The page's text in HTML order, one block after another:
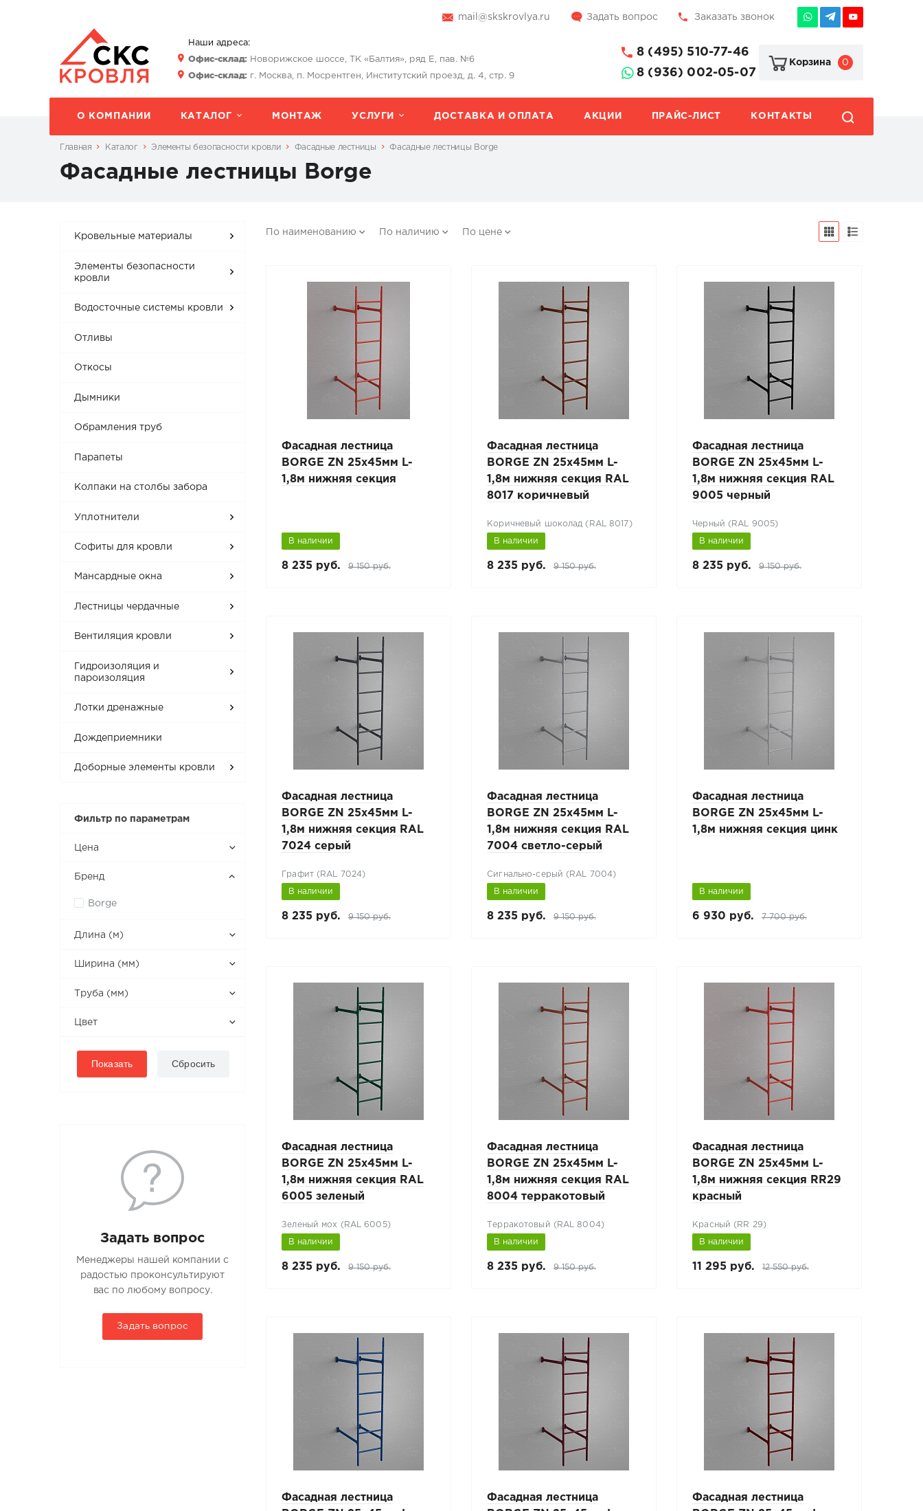
mail@skskrovlya.ru Задать вопрос Заказать звонок
Наши адреса:
Офис-склад:Новорижское шоссе, ТК «Балтия», ряд Е, пав. №6
Офис-склад:г. Москва, п. Мосрентген, Институтский проезд, д. 4, стр. 9
8 (495) 510-77-46
8 (936) 002-05-07
Корзина 0
О КОМПАНИИ КАТАЛОГ МОНТАЖ УСЛУГИ ДОСТАВКА И ОПЛАТА АКЦИИ ПРАЙС-ЛИСТ КОНТАКТЫ
Главная Каталог Элементы безопасности кровли Фасадные лестницы Фасадные лестницы Borge
Фасадные лестницы Borge
Кровельные материалы
Элементы безопасности
кровли
Водосточные системы кровли
Отливы
Откосы
Дымники
Обрамления труб
Парапеты
Колпаки на столбы забора
Уплотнители
Софиты для кровли
Мансардные окна
Лестницы чердачные
Вентиляция кровли
Гидроизоляция и
пароизоляция
Лотки дренажные
Дождеприемники
Доборные элементы кровли
Фильтр по параметрам
Цена
Бренд
Borge
Длина (м)
Ширина (мм)
Труба (мм)
Цвет
Задать вопрос
Менеджеры нашей компании с
радостью проконсультируют
вас по любому вопросу.
Задать вопрос
По наименованию По наличию По цене
Фасадная лестница
BORGE ZN 25х45мм L-
1,8м нижняя секция
В наличии
8 235 руб. 9 150 руб.
Фасадная лестница
BORGE ZN 25x45мм L-
1,8м нижняя секция RAL
8017 коричневый
Коричневый шоколад (RAL 8017)
В наличии
8 235 руб. 9 150 руб.
Фасадная лестница
BORGE ZN 25x45мм L-
1,8м нижняя секция RAL
9005 черный
Черный (RAL 9005)
В наличии
8 235 руб. 9 150 руб.
Фасадная лестница
BORGE ZN 25x45мм L-
1,8м нижняя секция RAL
7024 серый
Графит (RAL 7024)
В наличии
8 235 руб. 9 150 руб.
Фасадная лестница
BORGE ZN 25x45мм L-
1,8м нижняя секция RAL
7004 светло-серый
Сигнально-серый (RAL 7004)
В наличии
8 235 руб. 9 150 руб.
Фасадная лестница
BORGE ZN 25x45мм L-
1,8м нижняя секция цинк
В наличии
6 930 руб. 7 700 руб.
Фасадная лестница
BORGE ZN 25x45мм L-
1,8м нижняя секция RAL
6005 зеленый
Зеленый мох (RAL 6005)
В наличии
8 235 руб. 9 150 руб.
Фасадная лестница
BORGE ZN 25x45мм L-
1,8м нижняя секция RAL
8004 терракотовый
Терракотовый (RAL 8004)
В наличии
8 235 руб. 9 150 руб.
Фасадная лестница
BORGE ZN 25x45мм L-
1,8м нижняя секция RR29
красный
Красный (RR 29)
В наличии
11 295 руб. 12 550 руб.
Фасадная лестница
Фасадная лестница
Фасадная лестница